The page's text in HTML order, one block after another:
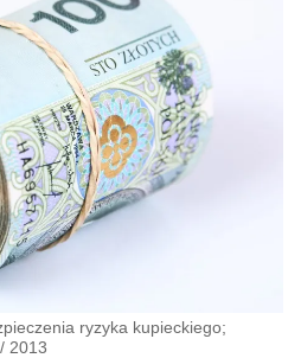
ryzyka kupieckiego;
2013